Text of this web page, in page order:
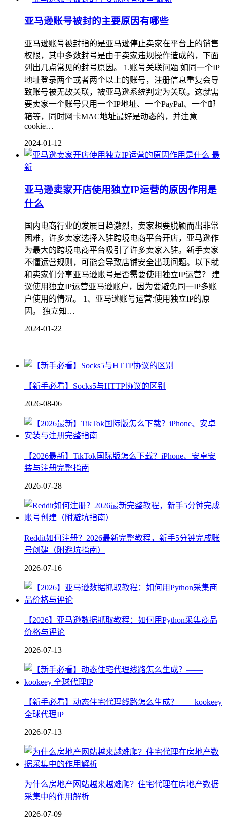
亚马逊账号被封的主要原因有哪些
亚马逊账号被封指的是亚马逊停止卖家在平台上的销售
权限，其中多数封号是由于卖家违规操作造成的，下面
列出几点常见的封号原因。 1.账号关联问题 如同一个IP
地址登录两个或者两个以上的账号，注册信息重复会导
致账号被无故关联，被亚马逊系统判定为关联。这就需
要卖家一个账号只用一个IP地址、一个PayPal、一个邮
箱等，同时网卡MAC地址最好是动态的，并注意
cookie…
2024-01-12
最
新
亚马逊卖家开店使用独立IP运营的原因作用是
什么
国内电商行业的发展日趋激烈，卖家想要脱颖而出非常
困难，许多卖家选择入驻跨境电商平台开店，亚马逊作
为最大的跨境电商平台吸引了许多卖家入驻。新手卖家
不懂运营规则，可能会导致店铺安全出现问题。以下就
和卖家们分享亚马逊账号是否需要使用独立IP运营？ 建
议使用独立IP运营亚马逊账户，因为要避免同一IP多账
户使用的情况。 1、亚马逊账号运营:使用独立IP的原
因。 独立知…
2024-01-22
【新手必看】Socks5与HTTP协议的区别
2026-08-06
【2026最新】TikTok国际版怎么下载？iPhone、安卓安
装与注册完整指南
2026-07-28
Reddit如何注册？2026最新完整教程，新手5分钟完成账
号创建（附避坑指南）
2026-07-16
【2026】亚马逊数据抓取教程：如何用Python采集商品
价格与评论
2026-07-13
【新手必看】动态住宅代理线路怎么生成？——kookeey
全球代理IP
2026-07-13
为什么房地产网站越来越难爬？住宅代理在房地产数据
采集中的作用解析
2026-07-09